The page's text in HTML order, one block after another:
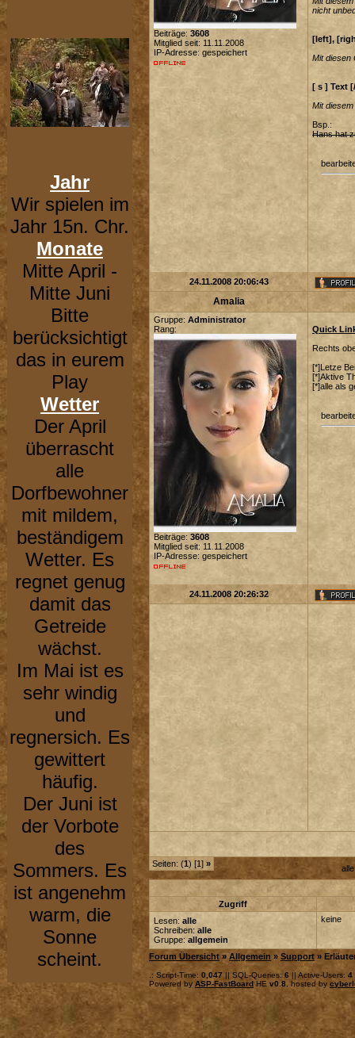
Jahr
Wir spielen im
Jahr 15n. Chr.
Monate
Mitte April -
Mitte Juni
Bitte
berücksichtigt
das in eurem
Play
Wetter
Der April
überrascht
alle
Dorfbewohner
mit mildem,
beständigem
Wetter. Es
regnet genug
damit das
Getreide
wächst.
Im Mai ist es
sehr windig
und
regnersich. Es
gewittert
häufig.
Der Juni ist
der Vorbote
des
Sommers. Es
ist angenehm
warm, die
Sonne
scheint.
Beiträge: 3608
Mitglied seit: 11.11.2008
IP-Adresse: gespeichert
nicht
[left],
Mit diesen
[ s ] Text
Mit
Bsp.:
Hans hat
24.11.2008 20:06:43
Amalia
Gruppe: Administrator
Rang:
Beiträge: 3608
Mitglied seit: 11.11.2008
IP-Adresse: gespeichert
Quick
Rechts
[*]Letze
[*]Aktive
[*]alle als
24.11.2008 20:26:32
Seiten: (1) [1] »
Zugriff
Lesen: alle
Schreiben: alle
Gruppe: allgemein
keine
Forum Übersicht »Allgemein » Support »
.: Script-Time: 0,047 || SQL-Queries: 6 || Active-Users: 4
Powered by ASP-FastBoard HE v0.8 , hosted by